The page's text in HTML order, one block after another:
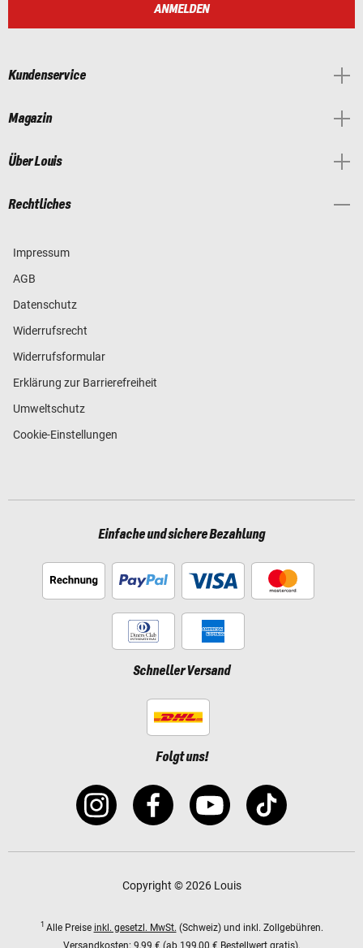
ANMELDEN
Kundenservice
Magazin
Über Louis
Rechtliches
Impressum
AGB
Datenschutz
Widerrufsrecht
Widerrufsformular
Erklärung zur Barrierefreiheit
Umweltschutz
Cookie-Einstellungen
Einfache und sichere Bezahlung
Schneller Versand
Folgt uns!
Copyright © 2026 Louis
1 Alle Preise inkl. gesetzl. MwSt. (Schweiz) und inkl. Zollgebühren.
Versandkosten: 9,99 € (ab 199,00 € Bestellwert gratis).